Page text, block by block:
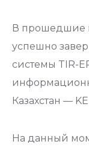
В прошедшие
успешно
системы TIR-
Казахстан —
На данный